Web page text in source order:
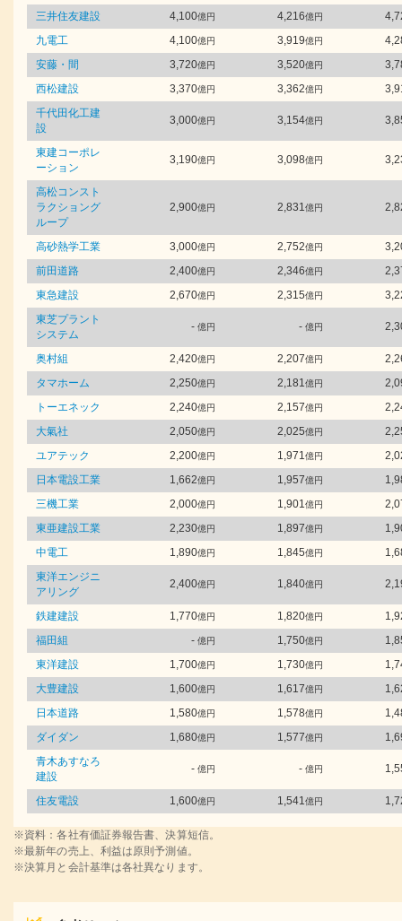
三井住友建設
4,100億円 4,216億円
九電工
4,100億円 3,919億円
安藤・間
3,720億円 3,520億円
西松建設
3,370億円 3,362億円
千代田化工建
設
3,000億円 3,154億円
東建コーポレ
ーション
3,190億円 3,098億円
高松コンスト
ラクショング
ループ
2,900億円 2,831億円
高砂熱学工業 3,000億円 2,752億円
前田道路
2,400億円 2,346億円
東急建設
2,670億円 2,315億円
東芝プラント
システム
- 億円 - 億円
奥村組 2,420億円 2,207億円
タマホーム
2,250億円 2,181億円
トーエネック
2,240億円 2,157億円
大氣社
2,050億円 2,025億円
ユアテック
2,200億円 1,971億円
日本電設工業
1,662億円 1,957億円
三機工業
2,000億円 1,901億円
東亜建設工業
2,230億円 1,897億円
中電工
1,890億円 1,845億円
東洋エンジニ
アリング
2,400億円 1,840億円
鉄建建設 1,770億円 1,820億円
福田組
- 億円 1,750億円
東洋建設
1,700億円 1,730億円
大豊建設
1,600億円 1,617億円
日本道路
1,580億円 1,578億円
ダイダン
1,680億円 1,577億円
青木あすなろ
建設
- 億円 - 億円
住友電設 1,600億円 1,541億円
※資料：各社有価証券報告書、決算短信。
※最新年の売上、利益は原則予測値。
※決算月と会計基準は各社異なります。